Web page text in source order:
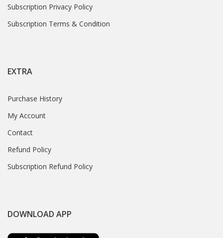
Subscription Privacy Policy
Subscription Terms & Condition
EXTRA
Purchase History
My Account
Contact
Refund Policy
Subscription Refund Policy
DOWNLOAD APP